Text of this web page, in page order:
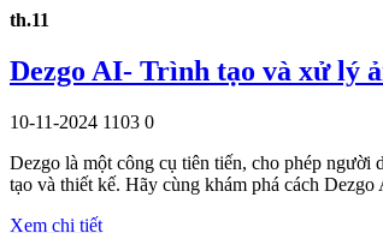
th.11
Dezgo AI- Trình tạo và xử lý
10-11-2024 1103 0
Dezgo là một công cụ tiên tiến, cho phép người
tạo và thiết kế. Hãy cùng khám phá cách
Xem chi tiết